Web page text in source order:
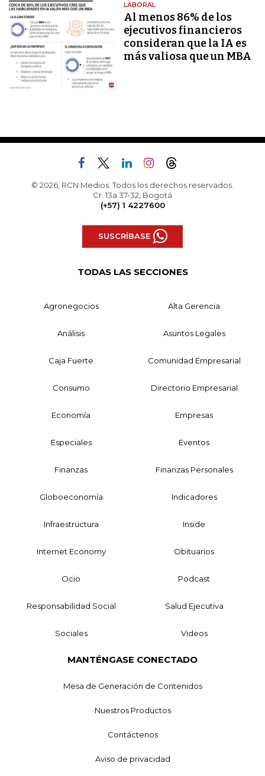
LABORAL
Al menos 86% de los
ejecutivos financieros
consideran que la IA es
más valiosa que un MBA
© 2026, RCN Medios. Todos los derechos reservados.
Cr. 13a 37-32, Bogotá
(+57) 1 4227600
SUSCRÍBASE
TODAS LAS SECCIONES
Agronegocios Alta Gerencia
Análisis Asuntos Legales
Caja Fuerte Comunidad Empresarial
Consumo Directorio Empresarial
Economía Empresas
Especiales Eventos
Finanzas Finanzas Personales
Globoeconomía Indicadores
Infraestructura Inside
Internet Economy Obituarios
Ocio Podcast
Responsabilidad Social Salud Ejecutiva
Sociales Videos
MANTÉNGASE CONECTADO
Mesa de Generación de Contenidos
Nuestros Productos
Contáctenos
Aviso de privacidad